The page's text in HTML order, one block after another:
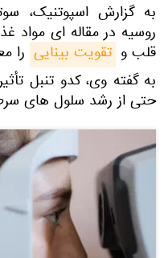
به گزارش اسپوتنیک،
روسیه در مقاله ای مواد
قلب و تقویت بینایی را
به گفته وی، کدو تنبل
حتی از رشد سلول های